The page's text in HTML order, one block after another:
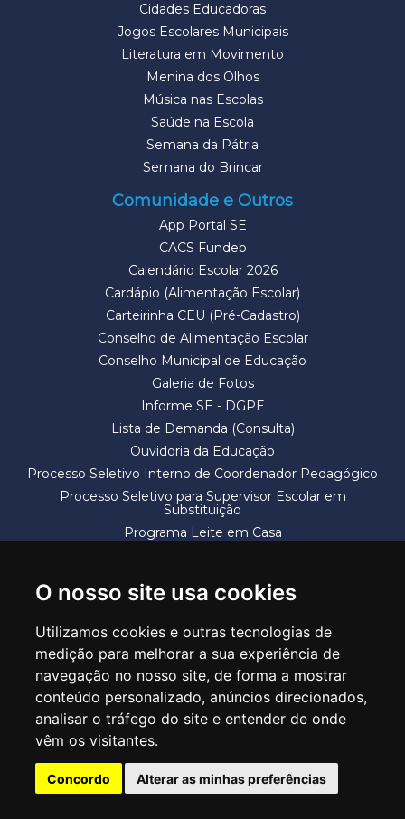
O nosso site usa cookies
Utilizamos cookies e outras tecnologias de
medição para melhorar a sua experiência de
navegação no nosso site, de forma a mostrar
conteúdo personalizado, anúncios direcionados,
analisar o tráfego do site e entender de onde
vêm os visitantes.
Concordo Alterar as minhas preferências
Cidades Educadoras
Jogos Escolares Municipais
Literatura em Movimento
Menina dos Olhos
Música nas Escolas
Saúde na Escola
Semana da Pátria
Semana do Brincar
Comunidade e Outros
App Portal SE
CACS Fundeb
Calendário Escolar 2026
Cardápio (Alimentação Escolar)
Carteirinha CEU (Pré-Cadastro)
Conselho de Alimentação Escolar
Conselho Municipal de Educação
Galeria de Fotos
Informe SE - DGPE
Lista de Demanda (Consulta)
Ouvidoria da Educação
Processo Seletivo Interno de Coordenador Pedagógico
Processo Seletivo para Supervisor Escolar em
Substituição
Programa Leite em Casa
SECRETARIA DE EDUCAÇÃO
Rua Claudino Barbosa, 313 - Macedo - Guarulhos/SP CEP 07113-040
Central de Atendimento: *55 11 2475-7300